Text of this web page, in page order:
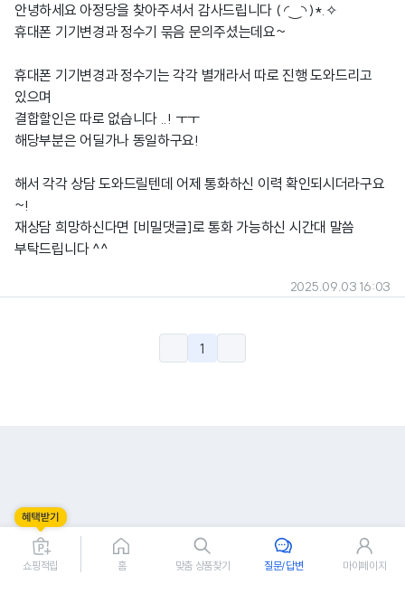
안녕하세요 아정당을 찾아주셔서 감사드립니다 ( ◜‿◝ )*.✧
휴대폰 기기변경과 정수기 묶음 문의주셨는데요~
휴대폰 기기변경과 정수기는 각각 별개라서 따로 진행 도와드리고
있으며
결합할인은 따로 없습니다 ..! ㅜㅜ
해당부분은 어딜가나 동일하구요!
해서 각각 상담 도와드릴텐데 어제 통화하신 이력 확인되시더라구요
~!
재상담 희망하신다면 [비밀댓글]로 통화 가능하신 시간대 말씀
부탁드립니다 ^^
2025.09.03 16:03
1
쇼핑적립 홈 맞춤 상품찾기 질문/답변 마이페이지